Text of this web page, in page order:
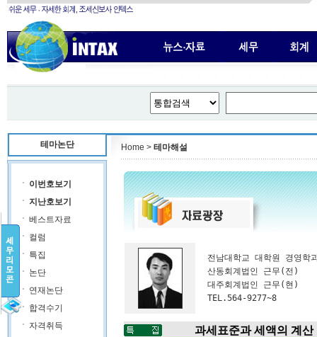
테마논단
이번호보기
지난호보기
베스트자료
컬럼
특집
논단
연재논단
합격수기
자격취득
Home > 테마해설
전남대학교 대학원 경영
산동회계법인 근무(전)
대주회계법인 근무(현)
TEL.564-9277~8
과세표준과 세액의 계산